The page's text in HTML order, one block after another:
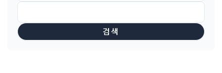
검색